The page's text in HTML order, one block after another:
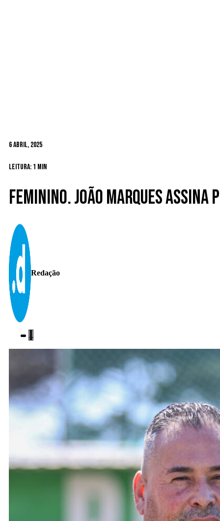
6 Abril, 2025
Leitura: 1 min
Feminino. João Marques
Redação